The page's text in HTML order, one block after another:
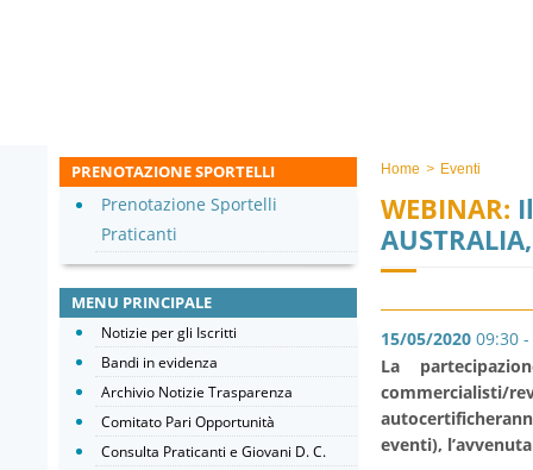
Home > Eventi
WEBINAR:
15/05/2020 09:30
La
commercialisti/
eventi),
PRENOTAZIONE SPORTELLI
Prenotazione Sportelli
Praticanti
MENU PRINCIPALE
Notizie per gli Iscritti
Bandi in evidenza
Archivio Notizie Trasparenza
Comitato Pari Opportunità
Consulta Praticanti e Giovani D. C.